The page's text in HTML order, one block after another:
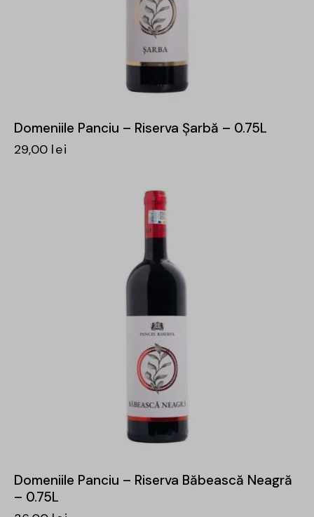
Domeniile Panciu – Riserva Șarbă – 0.75L
29,00 lei
Domeniile Panciu – Riserva Băbească Neagră
– 0.75L